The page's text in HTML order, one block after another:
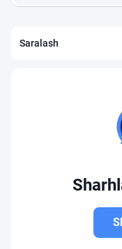
Saralash